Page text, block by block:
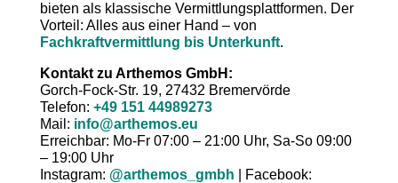
bieten als klassische Vermittlungsplattformen. Der
Vorteil: Alles aus einer Hand – von
Fachkraftvermittlung bis Unterkunft.
Kontakt zu Arthemos GmbH:
Gorch-Fock-Str. 19, 27432 Bremervörde
Telefon: +49 151 44989273
Mail: info@arthemos.eu
Erreichbar: Mo-Fr 07:00 – 21:00 Uhr, Sa-So 09:00
– 19:00 Uhr
Instagram: @arthemos_gmbh | Facebook: